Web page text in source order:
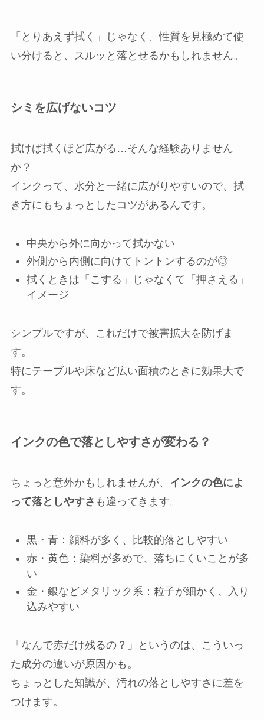
「とりあえず拭く」じゃなく、性質を見極めて使
い分けると、スルッと落とせるかもしれません。
シミを広げないコツ
拭けば拭くほど広がる…そんな経験ありません
か？
インクって、水分と一緒に広がりやすいので、拭
き方にもちょっとしたコツがあるんです。
中央から外に向かって拭かない
外側から内側に向けてトントンするのが◎
拭くときは「こする」じゃなくて「押さえる」
イメージ
シンプルですが、これだけで被害拡大を防げま
す。
特にテーブルや床など広い面積のときに効果大で
す。
インクの色で落としやすさが変わる？
ちょっと意外かもしれませんが、 インクの色によ
って落としやすさ も違ってきます。
黒・青：顔料が多く、比較的落としやすい
赤・黄色：染料が多めで、落ちにくいことが多
い
金・銀などメタリック系：粒子が細かく、入り
込みやすい
「なんで赤だけ残るの？」というのは、こういっ
た成分の違いが原因かも。
ちょっとした知識が、汚れの落としやすさに差を
つけます。